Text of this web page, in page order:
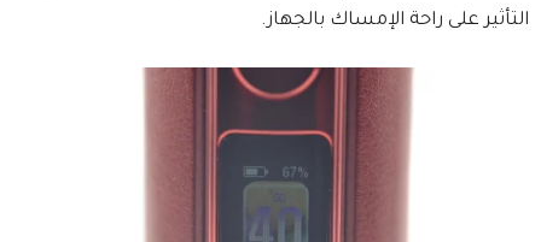
التأثير على راحة الإمساك بالجهاز.